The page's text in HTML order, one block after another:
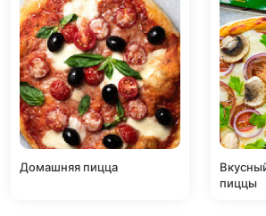
Домашняя пицца
пиццы